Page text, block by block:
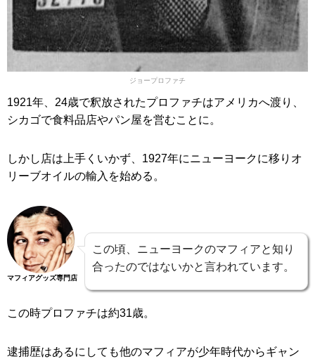
ジョープロファチ
1921年、24歳で釈放されたプロファチはアメリカへ渡り、
シカゴで食料品店やパン屋を営むことに。
しかし店は上手くいかず、1927年にニューヨークに移りオ
リーブオイルの輸入を始める。
マフィアグッズ専門店
この頃、ニューヨークのマフィアと知り
合ったのではないかと言われています。
この時プロファチは約31歳。
逮捕歴はあるにしても他のマフィアが少年時代からギャン